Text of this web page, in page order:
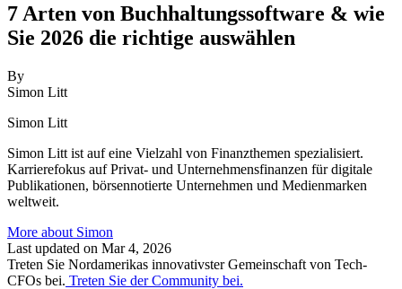
7 Arten von Buchhaltungssoftware & wie
Sie 2026 die richtige auswählen
By
Simon Litt
Simon Litt
Simon Litt ist auf eine Vielzahl von Finanzthemen spezialisiert.
Karrierefokus auf Privat- und Unternehmensfinanzen für digitale
Publikationen, börsennotierte Unternehmen und Medienmarken
weltweit.
More about Simon
Last updated on Mar 4, 2026
Treten Sie Nordamerikas innovativster Gemeinschaft von Tech-
CFOs bei. Treten Sie der Community bei.